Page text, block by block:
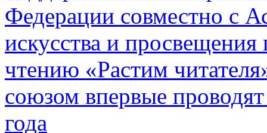
Федерации совместно с
искусства и
чтению «Растим
союзом впервые
года